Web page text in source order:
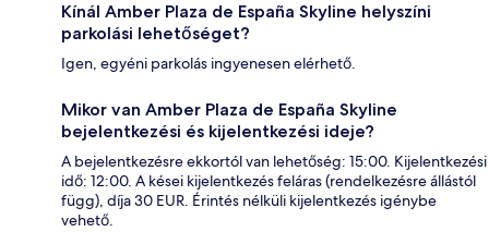
Kínál Amber Plaza de España Skyline helyszíni
parkolási lehetőséget?
Igen, egyéni parkolás ingyenesen elérhető.
Mikor van Amber Plaza de España Skyline
bejelentkezési és kijelentkezési ideje?
A bejelentkezésre ekkortól van lehetőség: 15:00. Kijelentkezési
idő: 12:00. A kései kijelentkezés feláras (rendelkezésre állástól
függ), díja 30 EUR. Érintés nélküli kijelentkezés igénybe
vehető.